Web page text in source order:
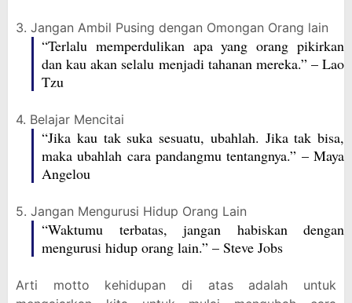
3. Jangan Ambil Pusing dengan Omongan Orang lain
“Terlalu memperdulikan apa yang orang pikirkan
dan kau akan selalu menjadi tahanan mereka.” – Lao
Tzu
4. Belajar Mencitai
“Jika kau tak suka sesuatu, ubahlah. Jika tak bisa,
maka ubahlah cara pandangmu tentangnya.” – Maya
Angelou
5. Jangan Mengurusi Hidup Orang Lain
“Waktumu terbatas, jangan habiskan dengan
mengurusi hidup orang lain.” – Steve Jobs
Arti motto kehidupan di atas adalah untuk